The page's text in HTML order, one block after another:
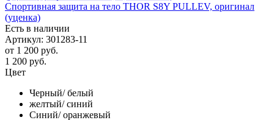
Спортивная защита на тело THOR S8Y PULLEV, оригинал
(уценка)
Есть в наличии
Артикул: 301283-11
от 1 200 руб.
1 200 руб.
Цвет
Черный/ белый
желтый/ синий
Синий/ оранжевый